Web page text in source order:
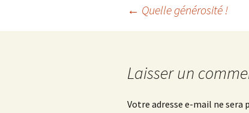
Navigation
← Quelle générosité !
Laisser un
Votre adresse e-mail ne sera